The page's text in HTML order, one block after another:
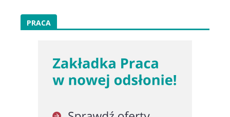
PRACA